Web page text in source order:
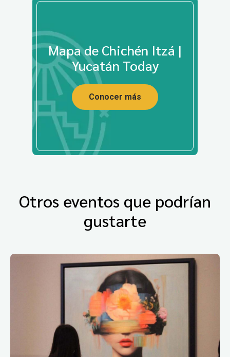
Mapa de Chichén Itzá |
Yucatán Today
Conocer más
Otros eventos que podrían
gustarte